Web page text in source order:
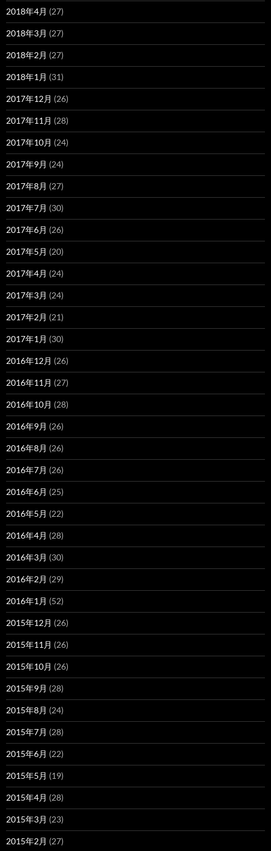
2018年4月 (27)
2018年3月 (27)
2018年2月 (27)
2018年1月 (31)
2017年12月 (26)
2017年11月 (28)
2017年10月 (24)
2017年9月 (24)
2017年8月 (27)
2017年7月 (30)
2017年6月 (26)
2017年5月 (20)
2017年4月 (24)
2017年3月 (24)
2017年2月 (21)
2017年1月 (30)
2016年12月 (26)
2016年11月 (27)
2016年10月 (28)
2016年9月 (26)
2016年8月 (26)
2016年7月 (26)
2016年6月 (25)
2016年5月 (22)
2016年4月 (28)
2016年3月 (30)
2016年2月 (29)
2016年1月 (52)
2015年12月 (26)
2015年11月 (26)
2015年10月 (26)
2015年9月 (28)
2015年8月 (24)
2015年7月 (28)
2015年6月 (22)
2015年5月 (19)
2015年4月 (28)
2015年3月 (23)
2015年2月 (27)